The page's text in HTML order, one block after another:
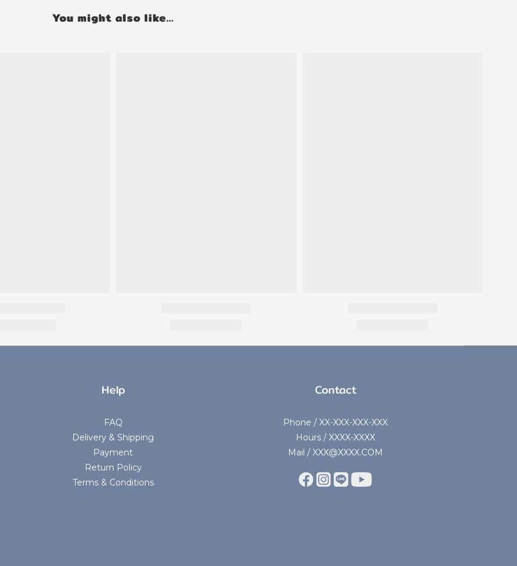
You might also like...
Help
FAQ
Delivery & Shipping
Payment
Return Policy
Terms & Conditions
Contact
Phone / XX-XXX-XXX-XXX
Hours / XXXX-XXXX
Mail / XXX@XXXX.COM